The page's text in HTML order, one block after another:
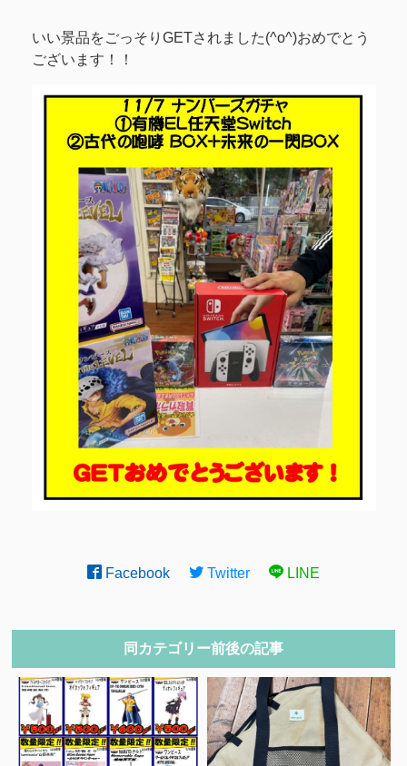
いい景品をごっそりGETされました(^o^)おめでとう
ございます！！
Facebook Twitter LINE
同カテゴリー前後の記事